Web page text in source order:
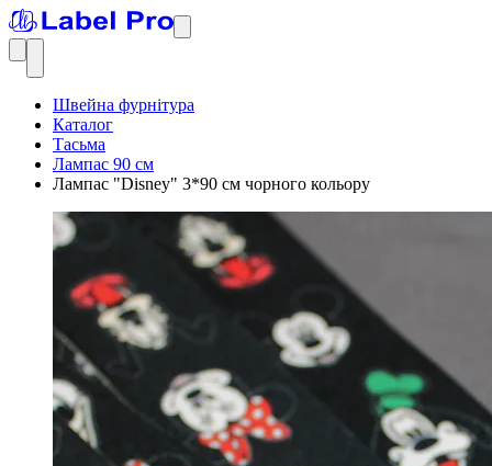
Швейна фурнітура
Каталог
Тасьма
Лампас 90 см
Лампас "Disney" 3*90 см чорного кольору